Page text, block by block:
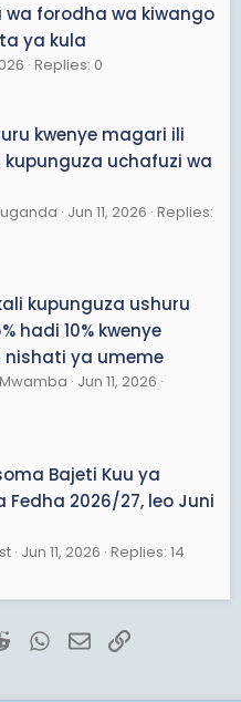
wa forodha wa kiwango
ya kula
Replies: 0
kwenye magari ili
uchafuzi wa
Jun 11, 2026 Replies:
kupunguza ushuru
hadi 10% kwenye
ya umeme
Jun 11, 2026
Bajeti Kuu ya
Fedha 2026/27, leo Juni
Jun 11, 2026 Replies: 14
RedditWhatsApp
EmailLink